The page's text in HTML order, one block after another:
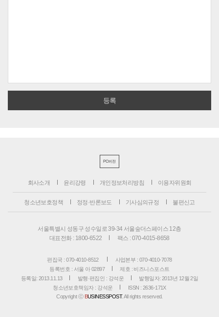
PC버전
회사소개 윤리강령 개인정보처리방침 이용자위원회
청소년보호정책 정정·반론보도 기사심의규정 불편신고
서울특별시 성동구 성수일로 39-34 서울숲더스페이스 12층
대표전화 : 1800-6522
팩스 : 070-4015-8658
편집국 : 070-4010-8512
사업본부 : 070-4010-7078
등록번호 : 서울 아 02897
제호 : 비즈니스포스트
등록일: 2013.11.13
발행·편집인 : 강석운
발행일자: 2013년 12월 2일
청소년보호책임자 : 강석운
ISSN : 2636-171X
Copyright ⓒ BUSINESSPOST. All rights reserved.